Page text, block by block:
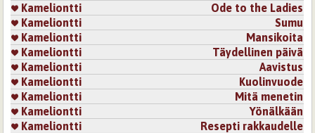
Kameliontti
Ode to the Ladies
Kameliontti
Sumu
Kameliontti
Mansikoita
Kameliontti
Täydellinen päivä
Kameliontti
Aavistus
Kameliontti
Kuolinvuode
Kameliontti
Mitä menetin
Kameliontti
Yönälkään
Kameliontti
Resepti rakkaudelle